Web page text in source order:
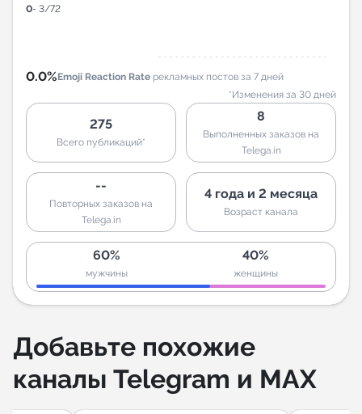
0- 3/72
0.0%Emoji Reaction Rate рекламных постов за 7 дней
*Изменения за 30 дней
275
Всего публикаций*
8
Выполненных заказов на
Telega.in
--
Повторных заказов на
Telega.in
4 года и 2 месяца
Возраст канала
60%
мужчины
40%
женщины
Добавьте похожие
каналы Telegram и MAX